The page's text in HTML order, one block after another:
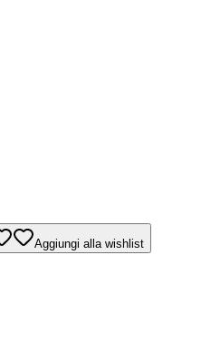
Aggiungi alla wishlist